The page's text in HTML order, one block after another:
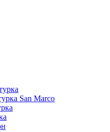
San Marco